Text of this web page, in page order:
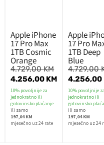
Apple iPhone
17 Pro Max
1TB Cosmic
Orange
4.729,00KM
4.256,00 KM
10% povoljnije za
jednokratno ili
gotovinsko plaćanje
ili samo
197,04 KM
mjesečno uz 24 rate
Apple
17 Pro
1TB Deep
Blue
4.729,00
4.256,00
10% povoljnije
jednokratno ili
gotovinsko
ili samo
197,04 KM
mjesečno uz 24